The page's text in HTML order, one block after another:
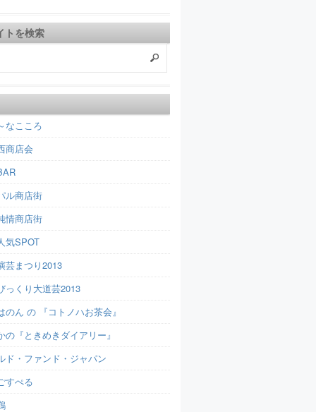
トを検索
なこころ
商店会
ル商店街
情商店街
気SPOT
芸まつり2013
っくり大道芸2013
のん の 『コトノハお茶会』
の『ときめきダイアリー』
ド・ファンド・ジャパン
すぺる